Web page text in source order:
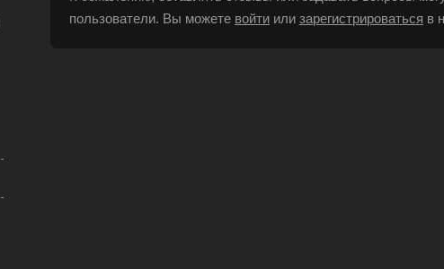
пользователи. Вы можете войти или зарегистрироваться в